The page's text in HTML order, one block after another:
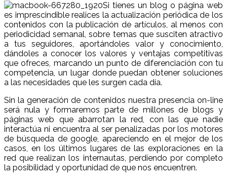
Si tienes un blog o página web
es imprescindible realices la actualización periódica de los
contenidos con la publicación de artículos, al menos con
periodicidad semanal, sobre temas que susciten atractivo
a tus seguidores, aportándoles valor y conocimiento,
dándoles a conocer los valores y ventajas competitivas
que ofreces, marcando un punto de diferenciación con tu
competencia, un lugar donde puedan obtener soluciones
a las necesidades que les surgen cada día.
Sin la generación de contenidos nuestra presencia on-line
será nula y formaremos parte de millones de blogs y
páginas web que abarrotan la red, con las que nadie
interactúa ni encuentra al ser penalizadas por los motores
de búsqueda de google, apareciendo en el mejor de los
casos, en los últimos lugares de las exploraciones en la
red que realizan los internautas, perdiendo por completo
la posibilidad y oportunidad de que nos encuentren.